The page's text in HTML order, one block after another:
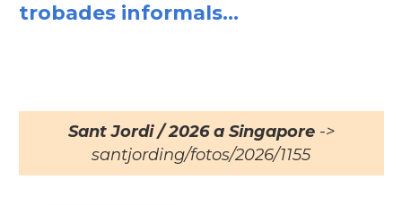
trobades informals...
Sant Jordi / 2026 a Singapore->
santjording/fotos/2026/1155